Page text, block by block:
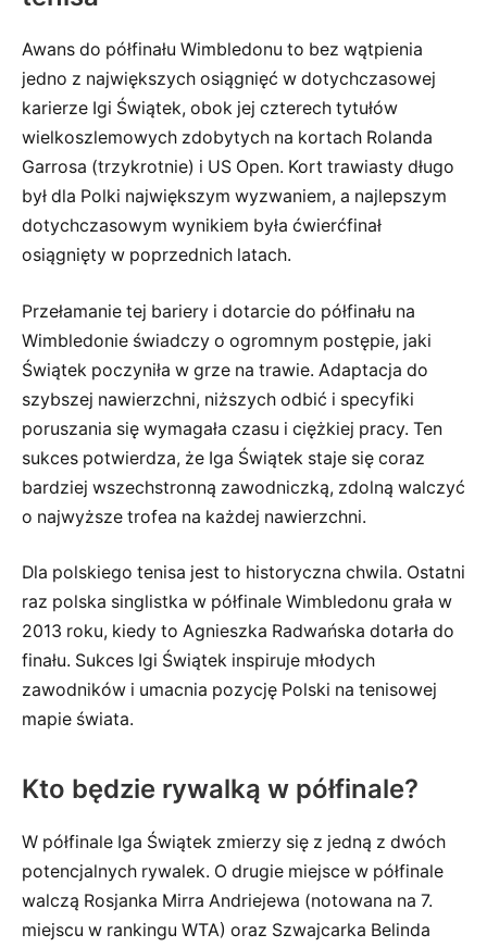
Awans do półfinału Wimbledonu to bez wątpienia
jedno z największych osiągnięć w dotychczasowej
karierze Igi Świątek, obok jej czterech tytułów
wielkoszlemowych zdobytych na kortach Rolanda
Garrosa (trzykrotnie) i US Open. Kort trawiasty długo
był dla Polki największym wyzwaniem, a najlepszym
dotychczasowym wynikiem była ćwierćfinał
osiągnięty w poprzednich latach.
Przełamanie tej bariery i dotarcie do półfinału na
Wimbledonie świadczy o ogromnym postępie, jaki
Świątek poczyniła w grze na trawie. Adaptacja do
szybszej nawierzchni, niższych odbić i specyfiki
poruszania się wymagała czasu i ciężkiej pracy. Ten
sukces potwierdza, że Iga Świątek staje się coraz
bardziej wszechstronną zawodniczką, zdolną walczyć
o najwyższe trofea na każdej nawierzchni.
Dla polskiego tenisa jest to historyczna chwila. Ostatni
raz polska singlistka w półfinale Wimbledonu grała w
2013 roku, kiedy to Agnieszka Radwańska dotarła do
finału. Sukces Igi Świątek inspiruje młodych
zawodników i umacnia pozycję Polski na tenisowej
mapie świata.
Kto będzie rywalką w półfinale?
W półfinale Iga Świątek zmierzy się z jedną z dwóch
potencjalnych rywalek. O drugie miejsce w półfinale
walczą Rosjanka Mirra Andriejewa (notowana na 7.
miejscu w rankingu WTA) oraz Szwajcarka Belinda